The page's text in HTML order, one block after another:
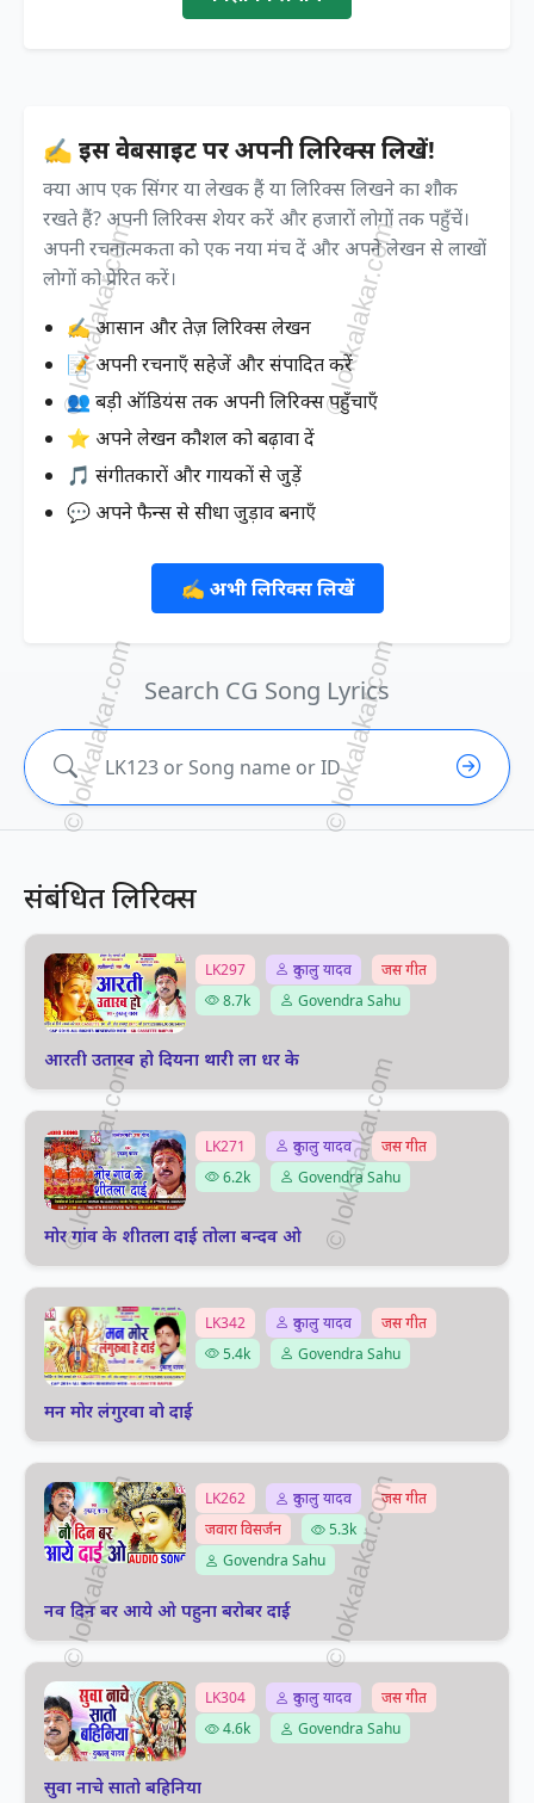
✍️ इस वेबसाइट पर अपनी लिरिक्स लिखें!
क्या आप एक सिंगर या लेखक हैं या लिरिक्स लिखने का शौक
रखते हैं? अपनी लिरिक्स शेयर करें और हजारों लोगों तक पहुँचें।
अपनी रचनात्मकता को एक नया मंच दें और अपने लेखन से लाखों
लोगों को प्रेरित करें।
✍️ आसान और तेज़ लिरिक्स लेखन
📝 अपनी रचनाएँ सहेजें और संपादित करें
👥 बड़ी ऑडियंस तक अपनी लिरिक्स पहुँचाएँ
⭐ अपने लेखन कौशल को बढ़ावा दें
🎵 संगीतकारों और गायकों से जुड़ें
💬 अपने फैन्स से सीधा जुड़ाव बनाएँ
✍️ अभी लिरिक्स लिखें
Search CG Song Lyrics
संबंधित लिरिक्स
LK297 दुकालु यादव
जस गीत
8.7k
Govendra Sahu
आरती उतारव हो दियना थारी ला धर के
LK271 दुकालु यादव
जस गीत
6.2k
Govendra Sahu
मोर गांव के शीतला दाई तोला बन्दव ओ
LK342 दुकालु यादव
जस गीत
5.4k
Govendra Sahu
मन मोर लंगुरवा वो दाई
LK262 दुकालु यादव
जस गीत
जवारा विसर्जन
5.3k
Govendra Sahu
नव दिन बर आये ओ पहुना बरोबर दाई
LK304 दुकालु यादव
जस गीत
4.6k
Govendra Sahu
सुवा नाचे सातो बहिनिया